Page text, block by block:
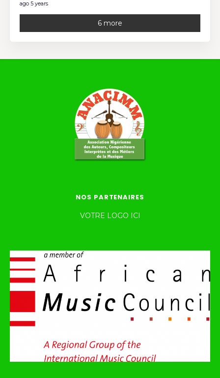
ago 5 years
6 more
NOS PARTENAIRES
VOTRE LOGO ICI